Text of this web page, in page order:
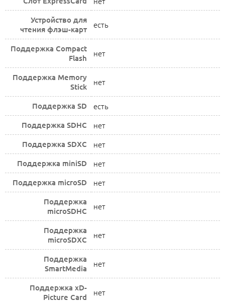
Устройство для
чтения флэш-карт
есть
Поддержка Compact
Flash
нет
Поддержка Memory
Stick
нет
Поддержка SD есть
Поддержка SDHC нет
Поддержка SDXC нет
Поддержка miniSD нет
Поддержка microSD нет
Поддержка
microSDHC
нет
Поддержка
microSDXC
нет
Поддержка
SmartMedia
нет
Поддержка xD-
Picture Card
нет